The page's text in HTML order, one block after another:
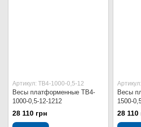
Артикул: ТВ4-1000-0,5-12
Весы платформенные ТВ4-
1000-0,5-12-1212
28 110 грн
Весы
1500-
28 110